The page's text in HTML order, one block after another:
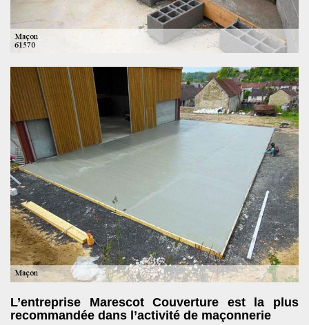
L’entreprise Marescot Couverture est la plus
recommandée dans l’activité de maçonnerie